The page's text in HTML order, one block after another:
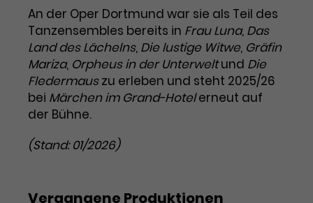
Anbieter TYPO3
Laufzeit 1 Monat
Zweck
Enthält die gewählten Tracking-
Optin-Einstellungen.
Kampagnendaten zu berechnen
und die Nutzung der Website für
den Analysebericht der Website zu
verfolgen. Die Cookies speichern
Informationen anonym und weisen
eine zufallsgenerierte Nummer zu,
um Besuche zu erkennen.
Anbieter Google Analytics
Name
_gcl_au
Anbieter Google Ads
Laufzeit 3 Monate
Zweck
Wird von Google verwendet, um
speichern. Dieses Cookie hilft dabei
Website gelangt sind.
Cookie-Informationen
An der Oper Dortmund war sie als Teil des
Tanzensembles bereits in Frau Luna, Das
Land des Lächelns, Die lustige Witwe, Gräfin
Mariza, Orpheus in der Unterweltund Die
Fledermauszu erleben und steht 2025/26
bei Märchen im Grand-Hotelerneut auf
der Bühne.
(Stand: 01/2026)
Vergangene Produktionen